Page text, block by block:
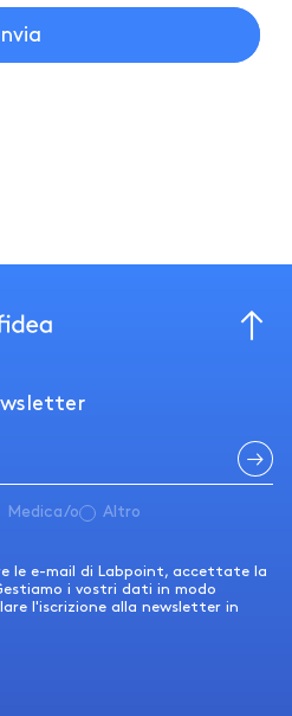
Invia
Medica/o Altro
le e-mail di Labpoint, accettate la
i vostri dati in modo
l'iscrizione alla newsletter in